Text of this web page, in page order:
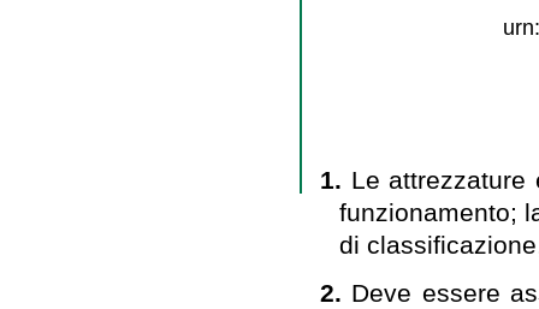
1. Le
funzionamento;
di
2. Deve essere